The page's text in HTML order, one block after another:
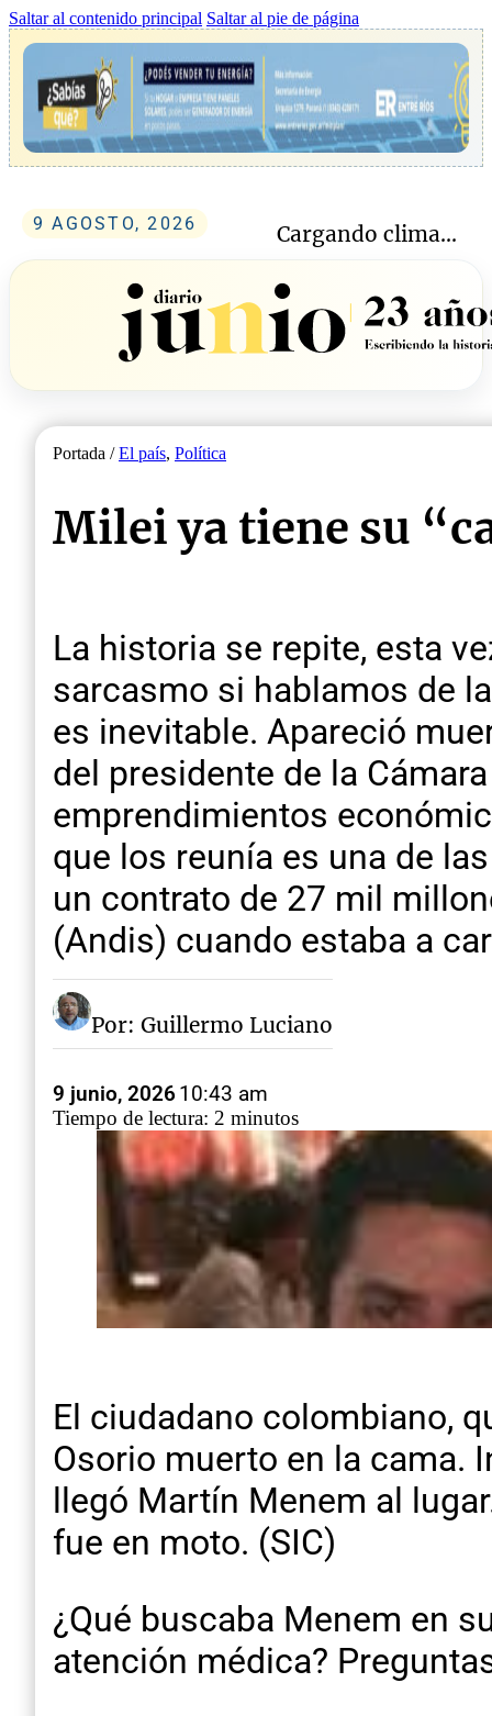
Saltar al contenido principal Saltar al pie de página
9 AGOSTO, 2026 Cargando clima...
Portada /El país, Política
Milei ya tiene su
La historia se repite, esta
sarcasmo si hablamos de
es inevitable. Apareció
del presidente de la
emprendimientos
que los reunía es una de
un contrato de 27 mil
(Andis) cuando estaba a
Por: Guillermo Luciano
9 junio, 202610:43 am
Tiempo de lectura: 2 minutos
El ciudadano colombiano,
Osorio muerto en la cama.
llegó Martín Menem al
fue en moto. (SIC)
¿Qué buscaba Menem en
atención médica?